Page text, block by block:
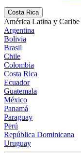
Costa Rica
América Latina y Caribe
Argentina
Bolivia
Brasil
Chile
Colombia
Costa Rica
Ecuador
Guatemala
México
Panamá
Paraguay
Perú
República Dominicana
Uruguay